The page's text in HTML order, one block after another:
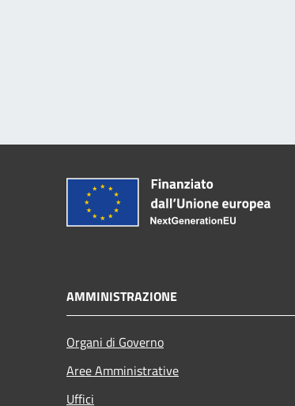
AMMINISTRAZIONE
Organi di Governo
Aree Amministrative
Uffici